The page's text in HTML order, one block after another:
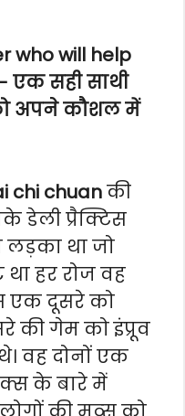
who will help
एक सही साथी
अपने कौशल में
chi chuanकी
डेली प्रैक्टिस
लड़का था जो
हर रोज वह
एक दूसरे को
की गेम को इंप्रूव
वह दोनों एक
के बारे में